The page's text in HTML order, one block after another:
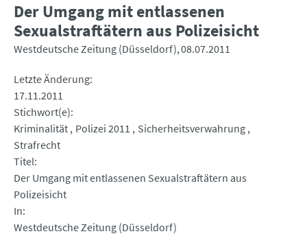
Der Umgang mit entlassenen
Sexualstraftätern aus Polizeisicht
Westdeutsche Zeitung (Düsseldorf) 08.07.2011
Letzte Änderung
17.11.2011
Stichwort(e)
Kriminalität Polizei 2011
Sicherheitsverwahrung
Strafrecht
Titel
Der Umgang mit entlassenen Sexualstraftätern aus
Polizeisicht
In
Westdeutsche Zeitung (Düsseldorf)